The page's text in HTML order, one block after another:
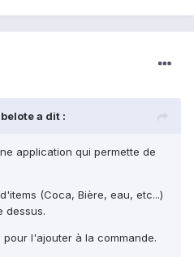
a dit :
application qui permette de
(Coca, Bière, eau, etc...)
dessus.
l'ajouter à la commande.